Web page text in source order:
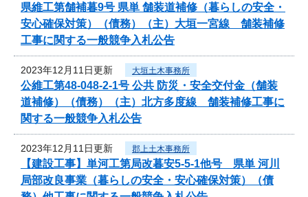
県維工第舗補暮9号 県単 舗装道補修（暮らしの安全・
安心確保対策）（債務）（主）大垣一宮線 舗装補修
工事に関する一般競争入札公告
2023年12月11日更新 大垣土木事務所
公維工第48-048-2-1号 公共 防災・安全交付金（舗装
道補修）（債務）（主）北方多度線 舗装補修工事に
関する一般競争入札公告
2023年12月11日更新 郡上土木事務所
【建設工事】単河工第局改暮安5-5-1他号 県単 河川
局部改良事業（暮らしの安全・安心確保対策）（債